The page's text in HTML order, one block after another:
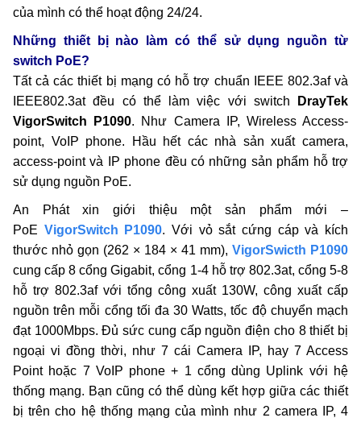
của mình có thể hoạt động 24/24.
Những thiết bị nào làm có thể sử dụng nguồn từ
switch PoE?
Tất cả các thiết bị mạng có hỗ trợ chuẩn IEEE 802.3af và
IEEE802.3at đều có thể làm việc với switch
DrayTek
VigorSwitch P1090. Như Camera IP, Wireless Access-
point, VoIP phone. Hầu hết các nhà sản xuất camera,
access-point và IP phone đều có những sản phẩm hỗ trợ
sử dụng nguồn PoE.
An Phát xin giới thiệu một sản phẩm mới –
PoE VigorSwitch P1090. Với vỏ sắt cứng cáp và kích
thước nhỏ gọn (262 × 184 × 41 mm), VigorSwicth P1090
cung cấp 8 cổng Gigabit, cổng 1-4 hỗ trợ 802.3at, cổng 5-8
hỗ trợ 802.3af với tổng công xuất 130W, công xuất cấp
nguồn trên mỗi cổng tối đa 30 Watts, tốc độ chuyển mạch
đạt 1000Mbps. Đủ sức cung cấp nguồn điện cho 8 thiết bị
ngoại vi đồng thời, như 7 cái Camera IP, hay 7 Access
Point hoặc 7 VoIP phone + 1 cổng dùng Uplink với hệ
thống mạng. Bạn cũng có thể dùng kết hợp giữa các thiết
bị trên cho hệ thống mạng của mình như 2 camera IP, 4